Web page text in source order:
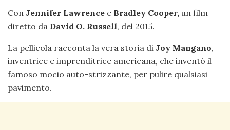
Con Jennifer Lawrence e Bradley Cooper, un film
diretto da David O. Russell, del 2015.
La pellicola racconta la vera storia di Joy Mangano,
inventrice e imprenditrice americana, che inventò il
famoso mocio auto-strizzante, per pulire qualsiasi
pavimento.